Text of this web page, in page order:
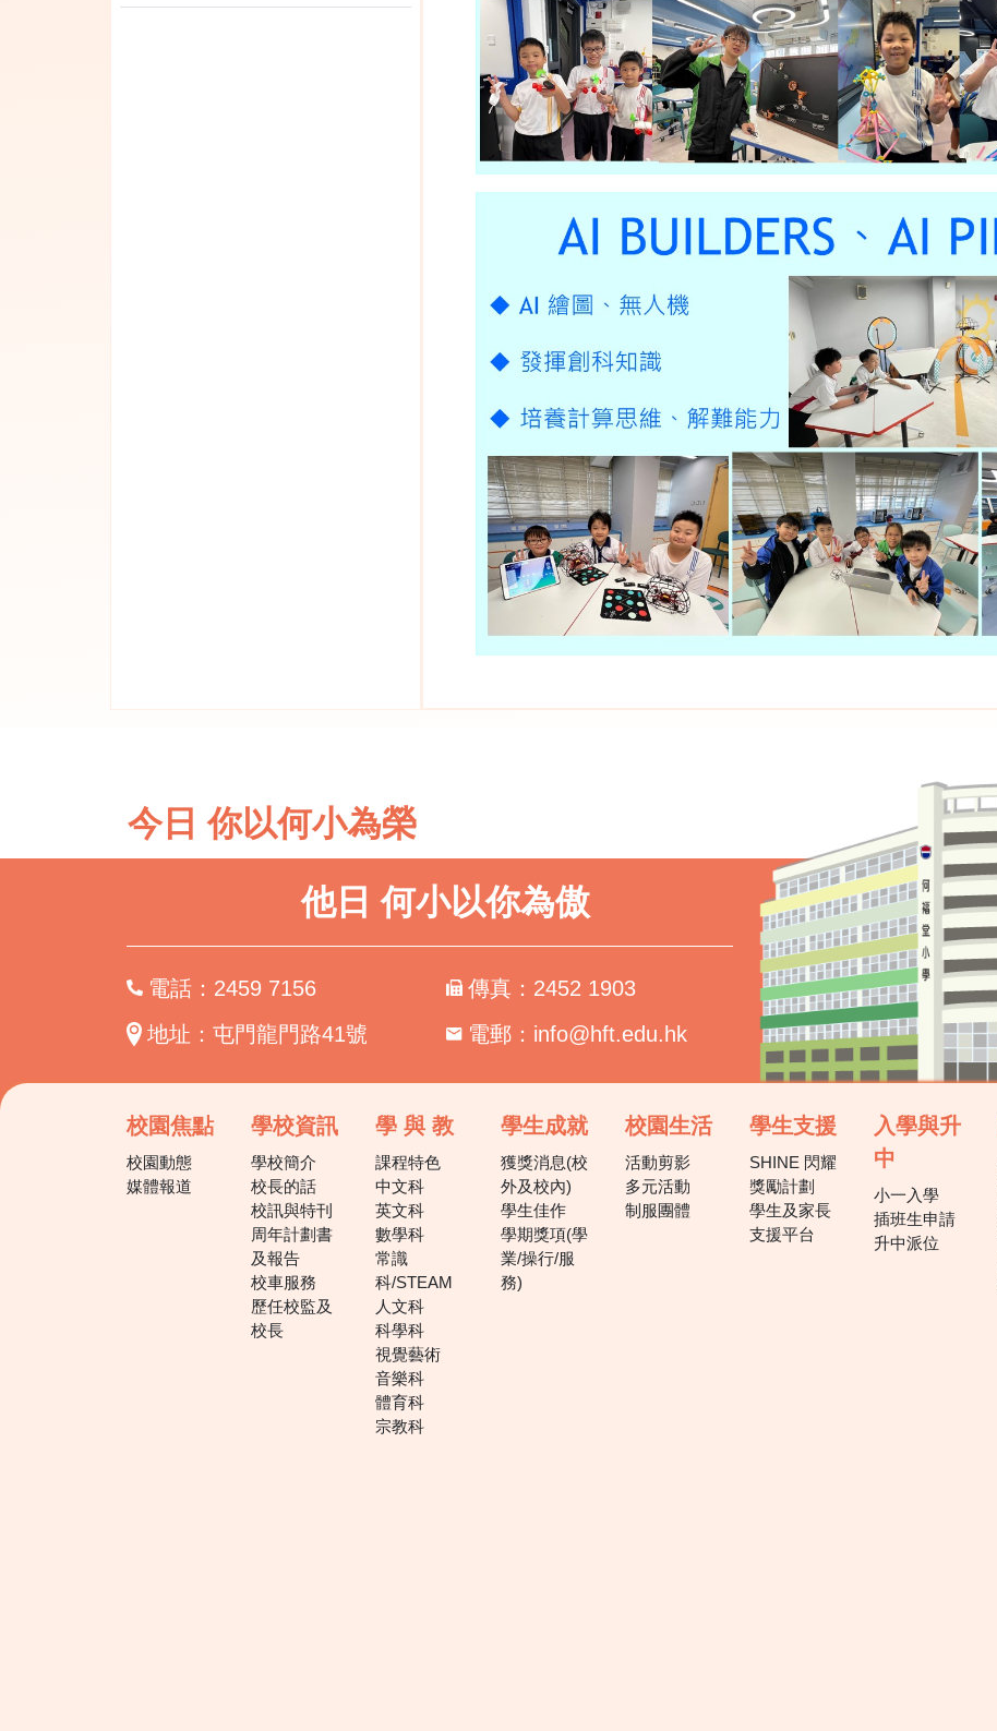
今日 你以何小為榮
他日 何小以你為傲
電話：2459 7156
傳真：2452 1903
地址：屯門龍門路41號
電郵： info@hft.edu.hk
校園焦點
校園動態
媒體報道
學校資訊
學校簡介
校長的話
校訊與特刊
周年計劃書
及報告
校車服務
歷任校監及
校長
學 與 教
課程特色
中文科
英文科
數學科
常識
科/STEAM
人文科
科學科
視覺藝術
音樂科
體育科
宗教科
學生成就
獲獎消息(校
外及校內)
學生佳作
學期獎項(學
業/操行/服
務)
校園生活
活動剪影
多元活動
制服團體
學生支援
SHINE 閃耀
獎勵計劃
學生及家長
支援平台
入學與升
中
小一入學
插班生申請
升中派位